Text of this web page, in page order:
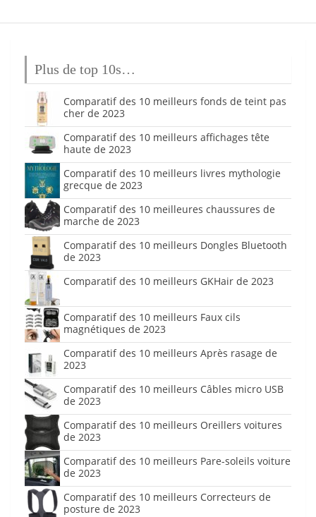
Plus de top 10s…
Comparatif des 10 meilleurs fonds de teint pas
cher de 2023
Comparatif des 10 meilleurs affichages tête
haute de 2023
Comparatif des 10 meilleurs livres mythologie
grecque de 2023
Comparatif des 10 meilleures chaussures de
marche de 2023
Comparatif des 10 meilleurs Dongles Bluetooth
de 2023
Comparatif des 10 meilleurs GKHair de 2023
Comparatif des 10 meilleurs Faux cils
magnétiques de 2023
Comparatif des 10 meilleurs Après rasage de
2023
Comparatif des 10 meilleurs Câbles micro USB
de 2023
Comparatif des 10 meilleurs Oreillers voitures
de 2023
Comparatif des 10 meilleurs Pare-soleils voiture
de 2023
Comparatif des 10 meilleurs Correcteurs de
posture de 2023